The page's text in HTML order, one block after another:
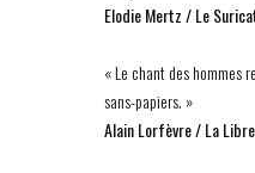
Elodie Mertz / Le
« Le chant des hommes
sans-papiers. »
Alain Lorfèvre / La Libre